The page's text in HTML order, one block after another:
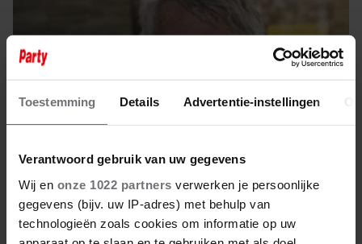
Toestemming Details Advertentie-instellingen
Verantwoord gebruik van uw gegevens
Wij en onze 1022 partners verwerken je persoonlijke
gegevens (bijv. uw IP-adres) met behulp van
technologieën zoals cookies om informatie op uw
17 mei 2025